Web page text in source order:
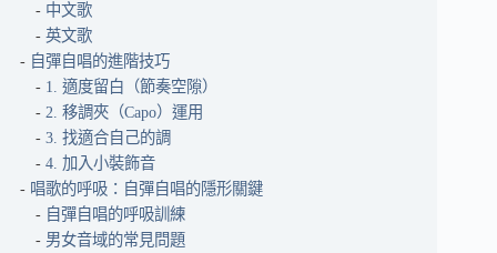
中文歌
英文歌
自彈自唱的進階技巧
1. 適度留白（節奏空隙）
2. 移調夾（Capo）運用
3. 找適合自己的調
4. 加入小裝飾音
唱歌的呼吸：自彈自唱的隱形關鍵
自彈自唱的呼吸訓練
男女音域的常見問題